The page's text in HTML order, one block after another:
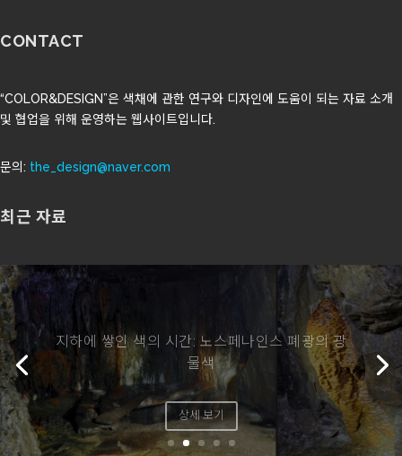
CONTACT
“COLOR&DESIGN”은 색채에 관한 연구와 디자인에 도움이 되는 자료 소개
및 협업을 위해 운영하는 웹사이트입니다.
문의: the_design@naver.com
최근 자료
지하에 쌓인 색의 시간: 노스페나인스 폐광의 광
물색
상세 보기